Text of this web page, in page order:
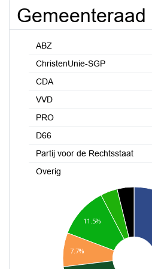
Gemeenteraad
ABZ
ChristenUnie-SGP
CDA
VVD
PRO
D66
Partij voor de Rechtsstaat
Overig
11.5%
7.7%